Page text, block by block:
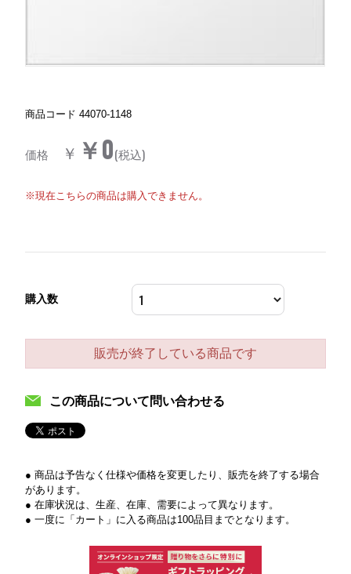
商品コード 44070-1148
価格 ￥ ￥0(税込)
※現在こちらの商品は購入できません。
購入数
販売が終了している商品です
この商品について問い合わせる
● 商品は予告なく仕様や価格を変更したり、販売を終了する場合
があります。
● 在庫状況は、生産、在庫、需要によって異なります。
● 一度に「カート」に入る商品は100品目までとなります。